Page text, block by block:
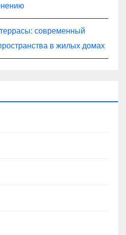
современный
в жилых домах